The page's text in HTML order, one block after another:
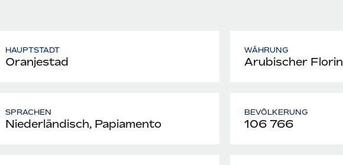
HAUPTSTADT
Oranjestad
WÄHRUNG
Arubischer Florin
SPRACHEN
Niederländisch, Papiamento
BEVÖLKERUNG
106 766